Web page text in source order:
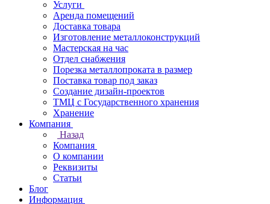
Услуги
Аренда помещений
Доставка товара
Изготовление металлоконструкций
Мастерская на час
Отдел снабжения
Порезка металлопроката в размер
Поставка товар под заказ
Создание дизайн-проектов
ТМЦ с Государственного хранения
Хранение
Компания
Назад
Компания
О компании
Реквизиты
Статьи
Блог
Информация